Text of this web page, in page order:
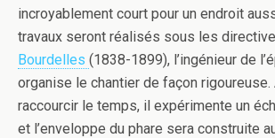
incroyablement court pour un endroit
travaux seront réalisés sous les
Bourdelles (1838-1899), l’ingénieur de
organise le chantier de façon rigoureuse.
raccourcir le temps, il expérimente un
et l’enveloppe du phare sera construite